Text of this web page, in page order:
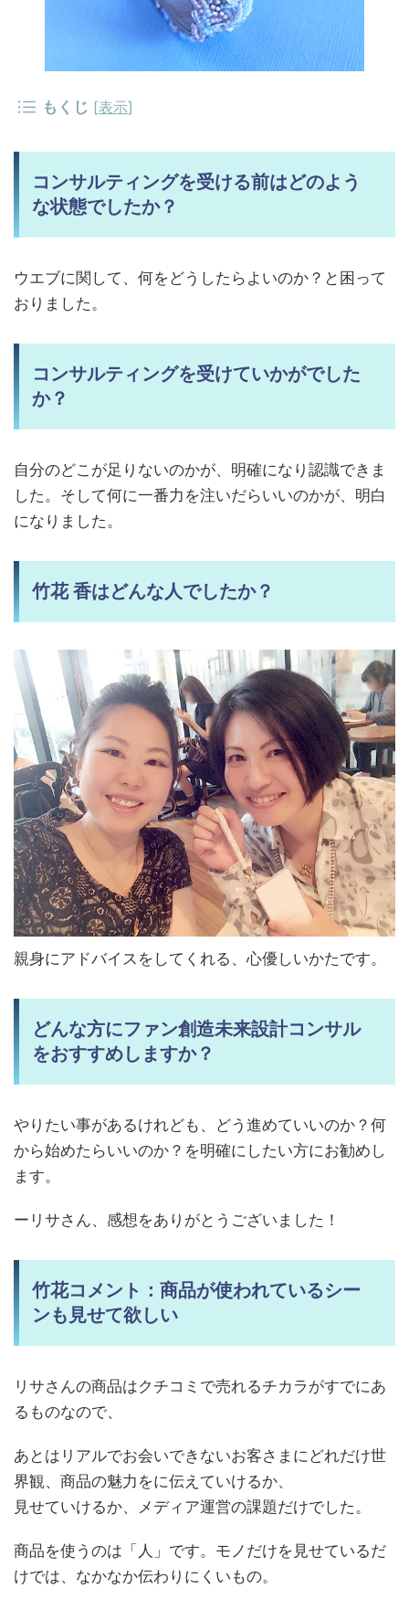
もくじ [表示]
コンサルティングを受ける前はどのよう
な状態でしたか？
ウエブに関して、何をどうしたらよいのか？と困って
おりました。
コンサルティングを受けていかがでした
か？
自分のどこが足りないのかが、明確になり認識できま
した。そして何に一番力を注いだらいいのかが、明白
になりました。
竹花 香はどんな人でしたか？
親身にアドバイスをしてくれる、心優しいかたです。
どんな方にファン創造未来設計コンサル
をおすすめしますか？
やりたい事があるけれども、どう進めていいのか？ 何
から始めたらいいのか？を明確にしたい方にお勧めし
ます。
ーリサさん、感想をありがとうございました！
竹花コメント：商品が使われているシー
ンも見せて欲しい
リサさんの商品はクチコミで売れるチカラがすでにあ
るものなので、
あとはリアルでお会いできないお客さまにどれだけ世
界観、商品の魅力をに伝えていけるか、
見せていけるか、メディア運営の課題だけでした。
商品を使うのは「人」です。モノだけを見せているだ
けでは、なかなか伝わりにくいもの。